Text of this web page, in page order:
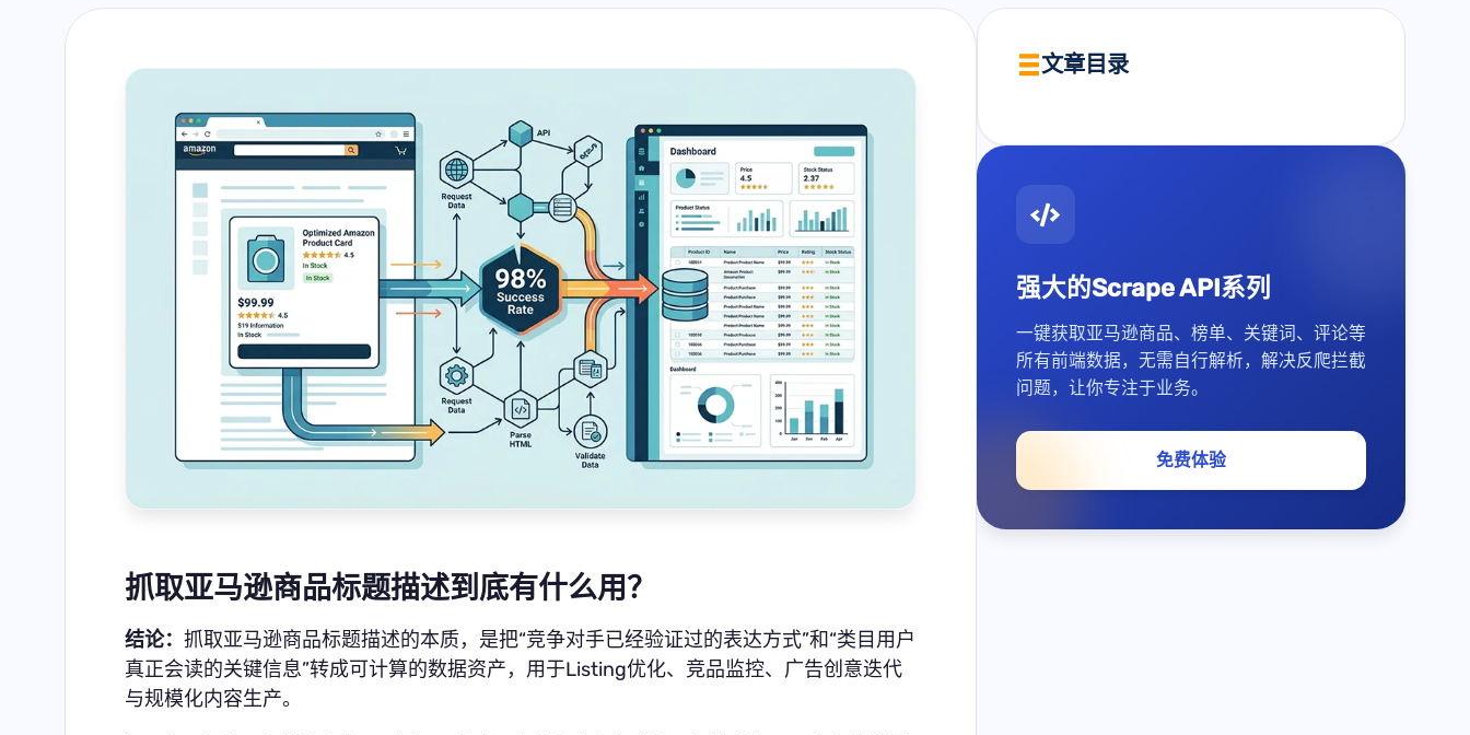
抓取亚马逊商品标题描述到底有什么用？
结论： 抓取亚马逊商品标题描述的本质，是把“竞争对手已经验证过的表达方式”和“类目用户
真正会读的关键信息”转成可计算的数据资产，用于Listing优化、竞品监控、广告创意迭代
与规模化内容生产。
文章目录
强大的Scrape API系列
一键获取亚马逊商品、榜单、关键词、评论等
所有前端数据，无需自行解析，解决反爬拦截
问题，让你专注于业务。
免费体验